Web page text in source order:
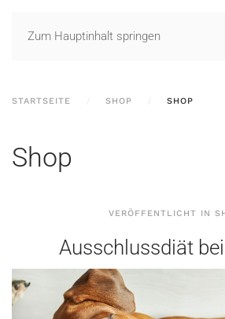
Zum Hauptinhalt springen
STARTSEITE SHOP SHOP
Shop
VERÖFFENTLICHT IN
Ausschlussdiät